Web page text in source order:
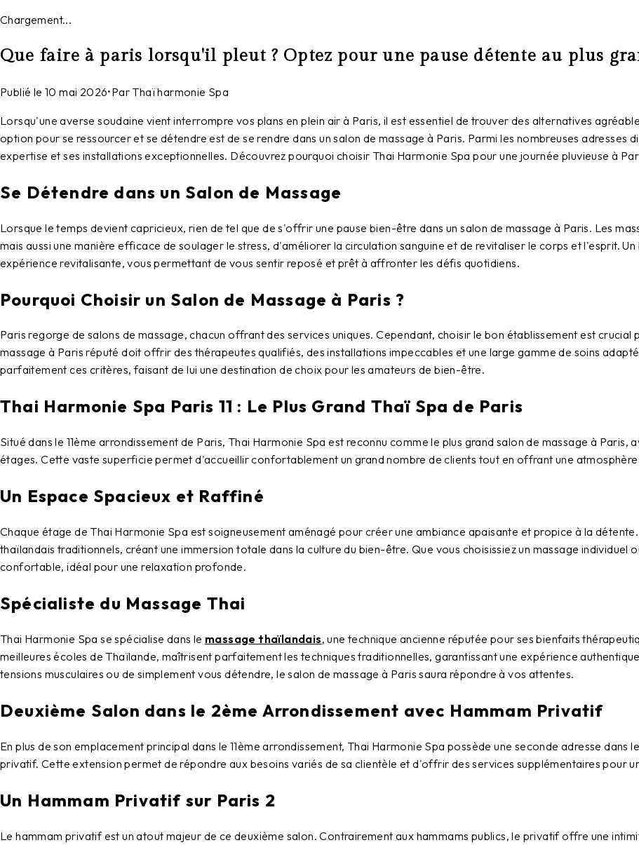
Chargement...
Que faire à paris lorsqu'il pleut ? Optez pour une pause détente au plus
Publié le 10 mai 2026•Par Thaï harmonie Spa
Lorsqu'une averse soudaine vient interrompre vos plans en plein air à Paris, il est essentiel de trouver des alternatives
option pour se ressourcer et se détendre est de se rendre dans un salon de massage à Paris. Parmi les nombreuses adresses
expertise et ses installations exceptionnelles. Découvrez pourquoi choisir Thai Harmonie Spa pour une journée pluvieuse à
Se Détendre dans un Salon de Massage
Lorsque le temps devient capricieux, rien de tel que de s'offrir une pause bien-être dans unsalon de massage à Paris. Les
mais aussi une manière efficace de soulager le stress, d'améliorer la circulation sanguine et de revitaliser le corps et l'esprit.
expérience revitalisante, vous permettant de vous sentir reposé et prêt à affronter les défis quotidiens.
Pourquoi Choisir un Salon de Massage à Paris ?
Paris regorge de salons de massage, chacun offrant des services uniques. Cependant, choisir le bon établissement est
massage à Paris réputé doit offrir des thérapeutes qualifiés, des installations impeccables et une large gamme de soins
parfaitement ces critères, faisant de lui une destination de choix pour les amateurs de bien-être.
Thai Harmonie Spa Paris 11 : Le Plus Grand Thaï Spa de Paris
Situé dans le 11ème arrondissement de Paris, Thai Harmonie Spa est reconnu comme le plus grandsalon de massage à Paris,
étages. Cette vaste superficie permet d'accueillir confortablement un grand nombre de clients tout en offrant une atmosphère
Un Espace Spacieux et Raffiné
Chaque étage de Thai Harmonie Spa est soigneusement aménagé pour créer une ambiance apaisante et propice à la
thaïlandais traditionnels, créant une immersion totale dans la culture du bien-être. Que vous choisissiez un massage individuel
confortable, idéal pour une relaxation profonde.
Spécialiste du Massage Thai
Thai Harmonie Spa se spécialise dans le massage thaïlandais, une technique ancienne réputée pour ses bienfaits
meilleures écoles de Thaïlande, maîtrisent parfaitement les techniques traditionnelles, garantissant une expérience
tensions musculaires ou de simplement vous détendre, lesalon de massage à Paris saura répondre à vos attentes.
Deuxième Salon dans le 2ème Arrondissement avec Hammam Privatif
En plus de son emplacement principal dans le 11ème arrondissement, Thai Harmonie Spa possède une seconde adresse dans le
privatif. Cette extension permet de répondre aux besoins variés de sa clientèle et d'offrir des services supplémentaires pour
Un Hammam Privatif sur Paris 2
Lehammam privatifest un atout majeur de ce deuxième salon. Contrairement aux hammams publics, le privatif offre une